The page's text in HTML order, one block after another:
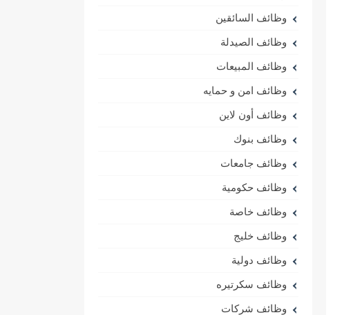
وظائف السائقين
وظائف الصيدلة
وظائف المبيعات
وظائف امن و حمايه
وظائف أون لاين
وظائف بنوك
وظائف جامعات
وظائف حكومية
وظائف خاصة
وظائف خليج
وظائف دولية
وظائف سكرتيره
وظائف شركات